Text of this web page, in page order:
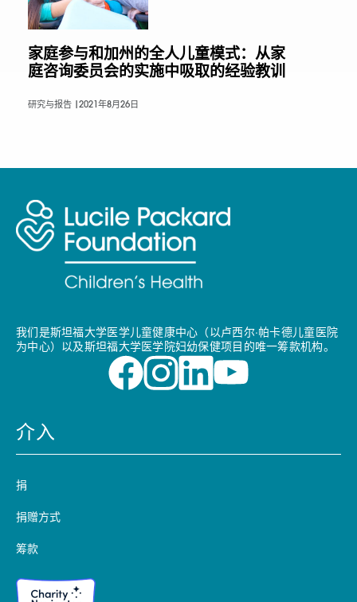
家庭参与和加州的全人儿童模式：从家
庭咨询委员会的实施中吸取的经验教训
研究与报告 | 2021年8月26日
我们是斯坦福大学医学儿童健康中心（以卢西尔·帕卡德儿童医院
为中心）以及斯坦福大学医学院妇幼保健项目的唯一筹款机构。
介入
捐
捐赠方式
筹款